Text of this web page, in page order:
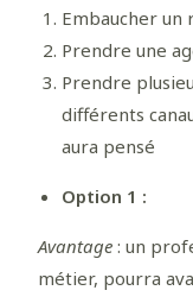
Embaucher un
Prendre une
Prendre
différents
aura pensé
Option 1 :
Avantage : un
métier, pourra